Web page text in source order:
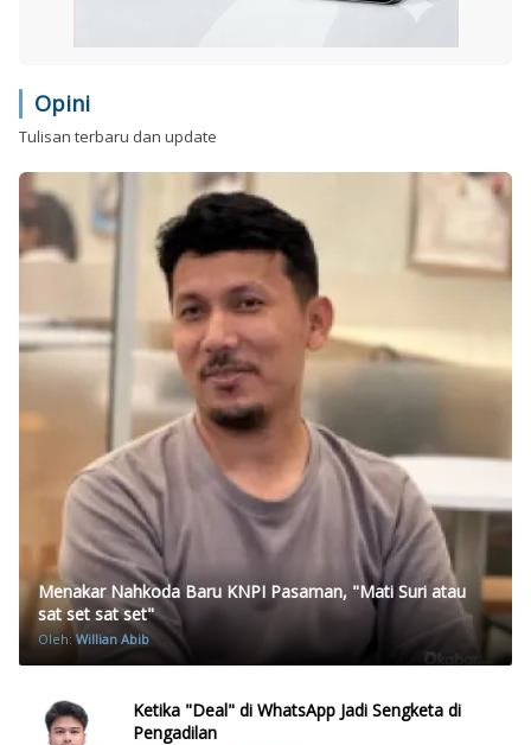
Opini
Tulisan terbaru dan update
Menakar Nahkoda Baru KNPI Pasaman, "Mati Suri atau
sat set sat set"
Oleh:Willian Abib
Ketika "Deal" di WhatsApp Jadi Sengketa di
Pengadilan